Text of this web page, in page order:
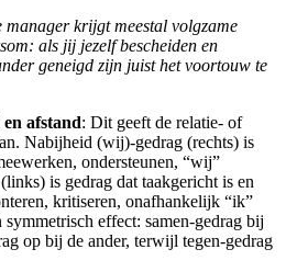
manager krijgt meestal volgzame
als jij jezelf bescheiden en
geneigd zijn juist het voortouw te
afstand: Dit geeft de relatie- of
Nabijheid (wij)-gedrag (rechts) is
ondersteunen, “wij”
is gedrag dat taakgericht is en
kritiseren, onafhankelijk “ik”
symmetrisch effect: samen-gedrag bij
op bij de ander, terwijl tegen-gedrag